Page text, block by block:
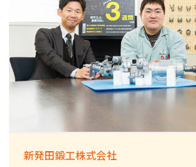
新発田鍛工株式会社